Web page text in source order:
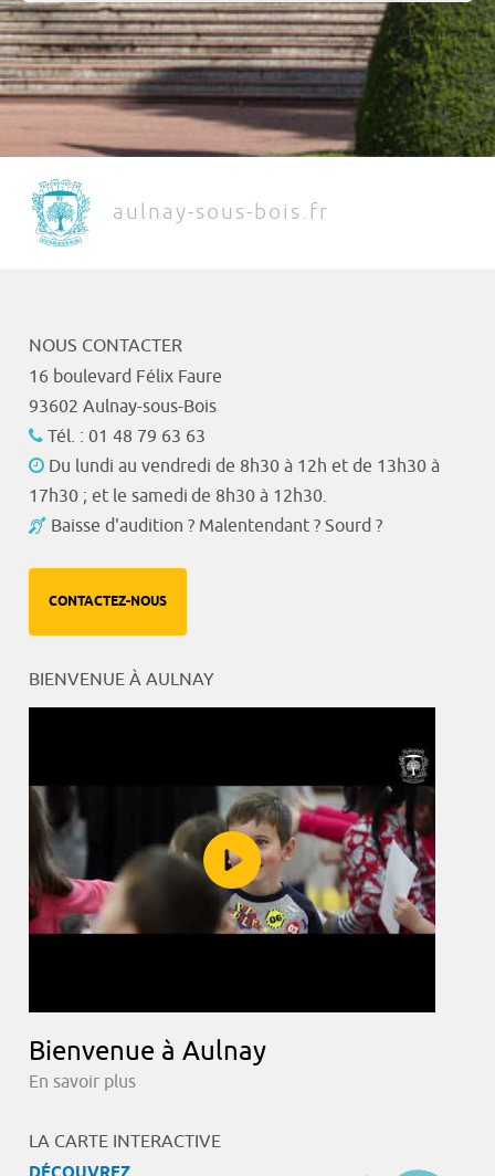
aulnay-sous-bois.fr
NOUS CONTACTER
16 boulevard Félix Faure
93602 Aulnay-sous-Bois
Tél. : 01 48 79 63 63
Du lundi au vendredi de 8h30 à 12h et de 13h30 à
17h30 ; et le samedi de 8h30 à 12h30.
Baisse d'audition ? Malentendant ? Sourd ?
CONTACTEZ-NOUS
BIENVENUE À AULNAY
Bienvenue à Aulnay
En savoir plus
LA CARTE INTERACTIVE